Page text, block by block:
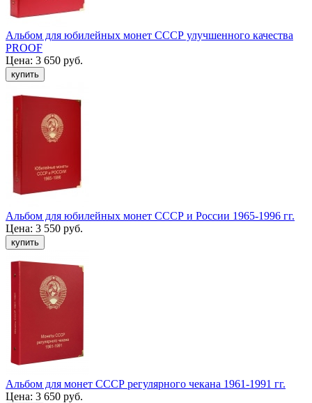
Альбом для юбилейных монет СССР улучшенного качества
PROOF
Цена: 3 650 руб.
Альбом для юбилейных монет СССР и России 1965-1996 гг.
Цена: 3 550 руб.
Альбом для монет СССР регулярного чекана 1961-1991 гг.
Цена: 3 650 руб.